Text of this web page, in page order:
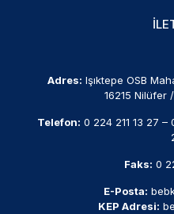
Adres: Işıktepe OSB
16215 Nilüfer
Telefon: 0 224 211 13 27 –
Faks: 0
E-Posta:
KEP Adresi: